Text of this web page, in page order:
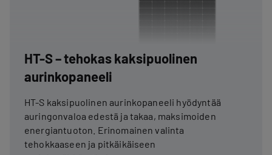
HT-S – tehokas kaksipuolinen
aurinkopaneeli
HT-S kaksipuolinen aurinkopaneeli hyödyntää
auringonvaloa edestä ja takaa, maksimoiden
energiantuoton. Erinomainen valinta
tehokkaaseen ja pitkäikäiseen